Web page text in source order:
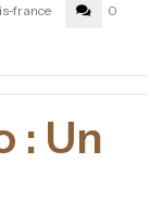
france
0
: Un